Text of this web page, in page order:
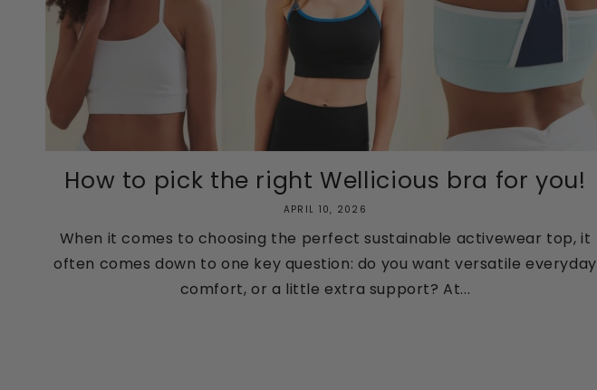
How to pick the right Wellicious bra for you!
APRIL 10, 2026
When it comes to choosing the perfect sustainable activewear top, it
often comes down to one key question: do you want versatile everyday
comfort, or a little extra support? At...